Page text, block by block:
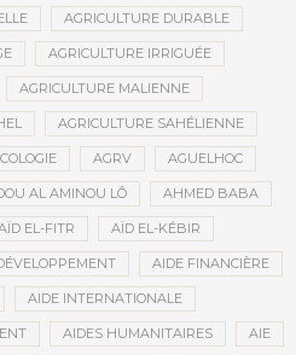
AGRICULTURE DURABLE
AGRICULTURE IRRIGUÉE
AGRICULTURE MALIENNE
AGRICULTURE SAHÉLIENNE
AGRV AGUELHOC
AL AMINOU LÔ AHMED BABA
EL-FITR AÏD EL-KÉBIR
AIDE FINANCIÈRE
AIDE INTERNATIONALE
AIDES HUMANITAIRES AIE